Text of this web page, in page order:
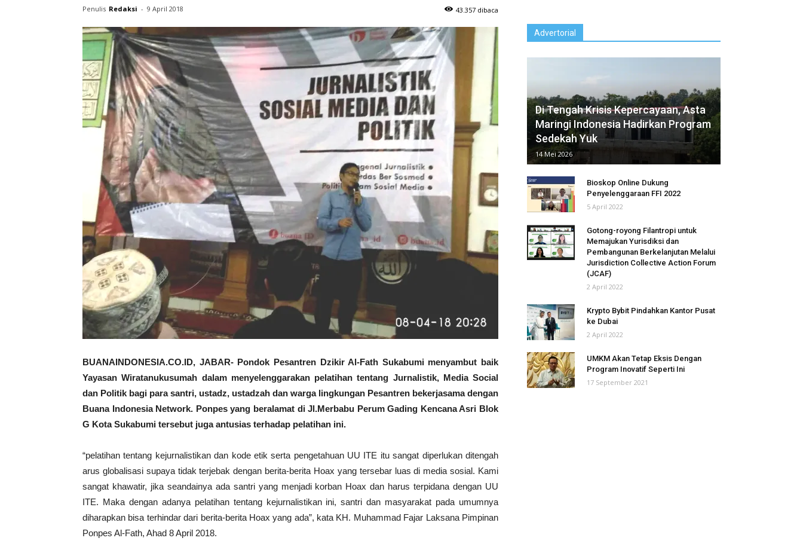
Penulis Redaksi - 9 April 2018 43.357 dibaca
BUANAINDONESIA.CO.ID, JABAR- Pondok Pesantren Dzikir Al-Fath Sukabumi menyambut baik
Yayasan Wiratanukusumah dalam menyelenggarakan pelatihan tentang Jurnalistik, Media Social
dan Politik bagi para santri, ustadz, ustadzah dan warga lingkungan Pesantren bekerjasama dengan
Buana Indonesia Network. Ponpes yang beralamat di Jl.Merbabu Perum Gading Kencana Asri Blok
G Kota Sukabumi tersebut juga antusias terhadap pelatihan ini.
“pelatihan tentang kejurnalistikan dan kode etik serta pengetahuan UU ITE itu sangat diperlukan ditengah
arus globalisasi supaya tidak terjebak dengan berita-berita Hoax yang tersebar luas di media sosial. Kami
sangat khawatir, jika seandainya ada santri yang menjadi korban Hoax dan harus terpidana dengan UU
ITE. Maka dengan adanya pelatihan tentang kejurnalistikan ini, santri dan masyarakat pada umumnya
diharapkan bisa terhindar dari berita-berita Hoax yang ada”, kata KH. Muhammad Fajar Laksana Pimpinan
Ponpes Al-Fath, Ahad 8 April 2018.
Advertorial
Di Tengah Krisis Kepercayaan, Asta
Maringi Indonesia⁠ Hadirkan Program
Sedekah Yuk
14 Mei 2026
Bioskop Online Dukung
Penyelenggaraan FFI 2022
5 April 2022
Gotong-royong Filantropi untuk
Memajukan Yurisdiksi dan
Pembangunan Berkelanjutan Melalui
Jurisdiction Collective Action Forum
(JCAF)
2 April 2022
Krypto Bybit Pindahkan Kantor Pusat
ke Dubai
2 April 2022
UMKM Akan Tetap Eksis Dengan
Program Inovatif Seperti Ini
17 September 2021